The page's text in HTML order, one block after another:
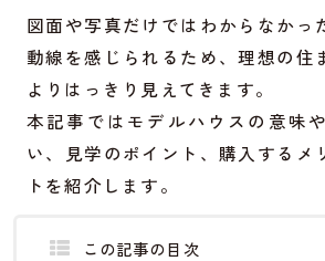
図面や写真だけではわからなかっ
動線を感じられるため、理想の住
よりはっきり見えてきます。
本記事ではモデルハウスの意味
い、見学のポイント、購入するメ
トを紹介します。
この記事の目次